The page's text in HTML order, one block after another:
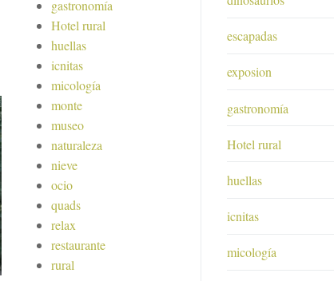
gastronomía
Hotel rural
huellas
icnitas
micología
monte
museo
naturaleza
nieve
ocio
quads
relax
restaurante
rural
escapadas
exposion
gastronomía
Hotel rural
huellas
icnitas
micología